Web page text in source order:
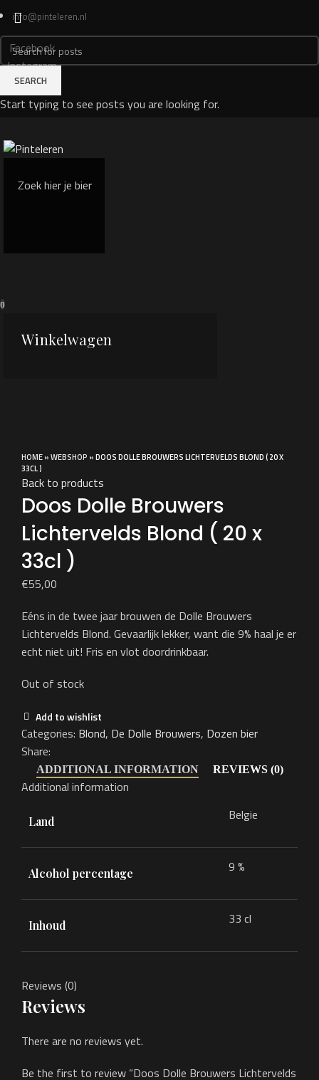
info@pinteleren.nl
Facebook
Instagram
Login
0
Winkelwagen
HOME»WEBSHOP »DOOS DOLLE BROUWERS LICHTERVELDS BLOND ( 20 X
33CL )
Back to products
Doos Dolle Brouwers
Lichtervelds Blond ( 20 x
33cl )
€55,00
Eéns in de twee jaar brouwen de Dolle Brouwers
Lichtervelds Blond. Gevaarlijk lekker, want die 9% haal je er
echt niet uit! Fris en vlot doordrinkbaar.
Out of stock
Add to wishlist
Categories: Blond, De Dolle Brouwers, Dozen bier
Share:
ADDITIONAL INFORMATION REVIEWS (0)
Additional information
Land Belgie
Alcohol percentage 9 %
Inhoud 33 cl
Reviews (0)
Reviews
There are no reviews yet.
Be the first to review “Doos Dolle Brouwers Lichtervelds
SEARCH
Start typing to see posts you are looking for.